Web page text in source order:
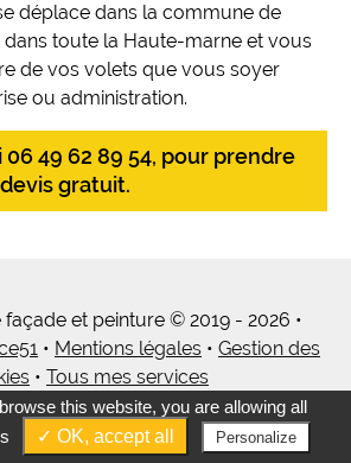
déplace dans la commune de
dans toute la Haute-marne et vous
de vos volets que vous soyer
ou administration.
49 62 89 54, pour prendre
gratuit.
et peinture © 2019 - 2026 •
• Mentions légales • Gestion des
• Tous mes services
this website, you are allowing all
✓ OK, accept all Personalize